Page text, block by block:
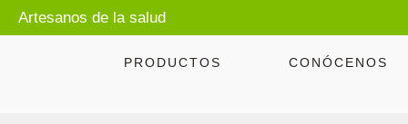
Artesanos de la salud
PRODUCTOS CONÓCENOS